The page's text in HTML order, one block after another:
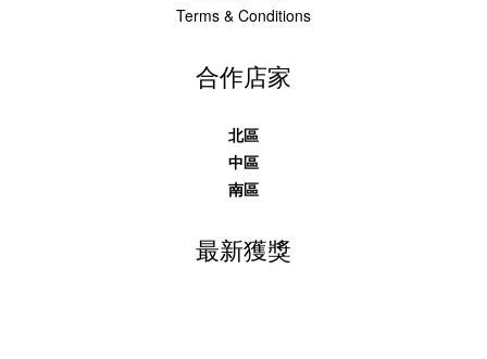
Terms & Conditions
合作店家
北區
中區
南區
最新獲獎